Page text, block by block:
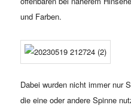
und Farben.
Dabei wurden nicht immer nur
die eine oder andere Spinne